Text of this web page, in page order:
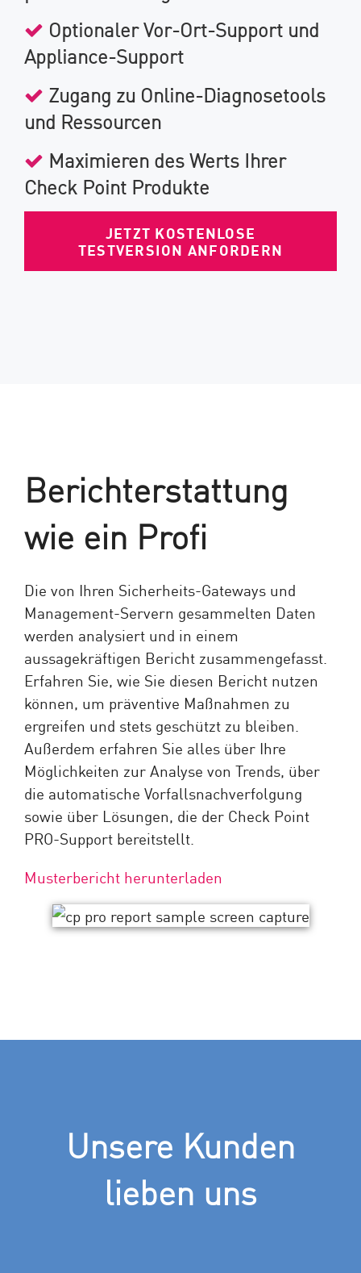
Optionaler Vor-Ort-Support und
Appliance-Support
Zugang zu Online-Diagnosetools
und Ressourcen
Maximieren des Werts Ihrer
Check Point Produkte
JETZT KOSTENLOSE
TESTVERSION ANFORDERN
Berichterstattung
wie ein Profi
Die von Ihren Sicherheits-Gateways und
Management-Servern gesammelten Daten
werden analysiert und in einem
aussagekräftigen Bericht zusammengefasst.
Erfahren Sie, wie Sie diesen Bericht nutzen
können, um präventive Maßnahmen zu
ergreifen und stets geschützt zu bleiben.
Außerdem erfahren Sie alles über Ihre
Möglichkeiten zur Analyse von Trends, über
die automatische Vorfallsnachverfolgung
sowie über Lösungen, die der Check Point
PRO-Support bereitstellt.
Musterbericht herunterladen
Unsere Kunden
lieben uns